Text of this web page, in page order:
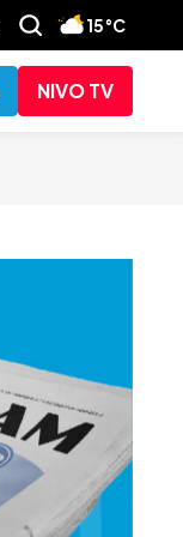
15°C
NIVO TV